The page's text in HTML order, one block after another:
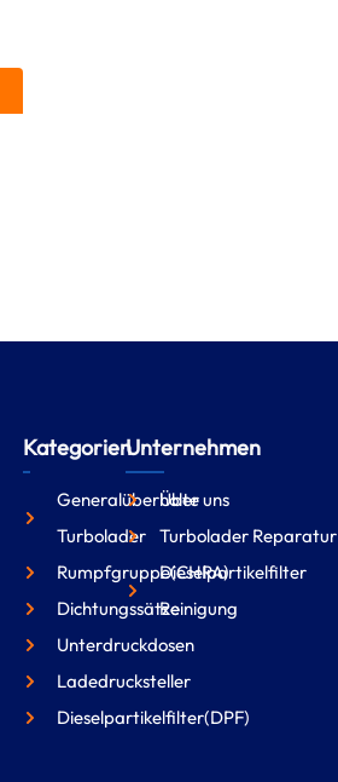
Kategorien
Generalüberholte
Turbolader
Rumpfgruppe(CHRA)
Dichtungssätze
Unterdruckdosen
Ladedrucksteller
Dieselpartikelfilter(DPF)
Unternehmen
Über uns
Turbolader Reparatur
Dieselpartikelfilter
Reinigung